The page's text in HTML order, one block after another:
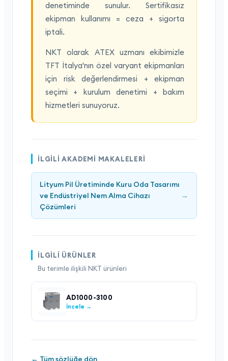
denetiminde sunulur. Sertifikasız
ekipman kullanımı = ceza + sigorta
iptali.
NKT olarak ATEX uzmanı ekibimizle
TFT İtalya'nın özel varyant ekipmanları
için risk değerlendirmesi + ekipman
seçimi + kurulum denetimi + bakım
hizmetleri sunuyoruz.
İLGILI AKADEMI MAKALELERI
Lityum Pil Üretiminde Kuru Oda Tasarımı
ve Endüstriyel Nem Alma Cihazı
Çözümleri
→
İLGILI ÜRÜNLER
Bu terimle ilişkili NKT ürünleri
AD1000-3100
İncele →
← Tüm sözlüğe dön